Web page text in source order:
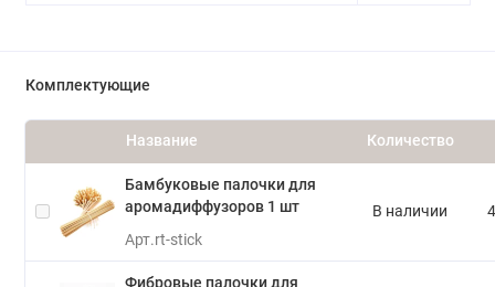
Комплектующие
Название Количество
Бамбуковые палочки для
аромадиффузоров 1 шт
Арт.rt-stick
В наличии
Фибровые палочки для